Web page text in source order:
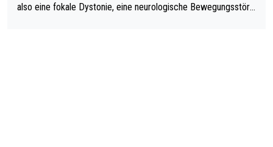
also eine fokale Dystonie, eine neurologische Bewegungsstöru